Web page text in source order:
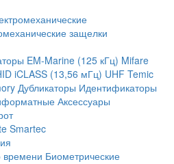
защелки
EM-Marine (125 кГц) Mifare
iCLASS (13,56 мГц) UHF Temic
Дубликаторы Идентификаторы
Аксессуары
Smartec
времени Биометрические